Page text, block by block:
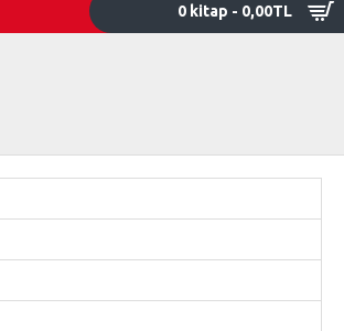
0 kitap - 0,00TL